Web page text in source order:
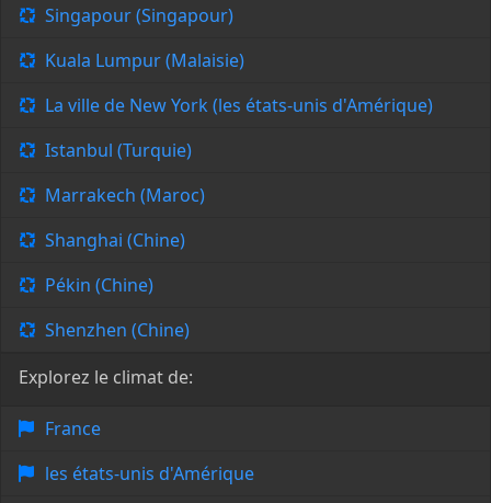
Singapour (Singapour)
Kuala Lumpur (Malaisie)
La ville de New York (les états-unis d'Amérique)
Istanbul (Turquie)
Marrakech (Maroc)
Shanghai (Chine)
Pékin (Chine)
Shenzhen (Chine)
Explorez le climat de:
France
les états-unis d'Amérique